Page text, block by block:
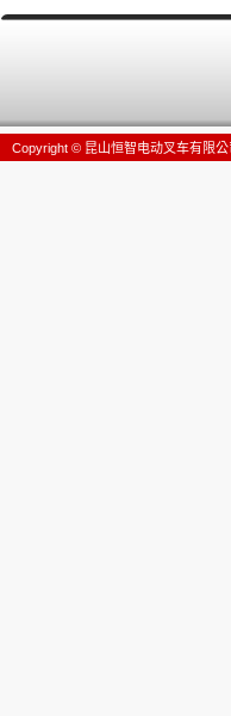
Copyright © 昆山恒智电动叉车有限公